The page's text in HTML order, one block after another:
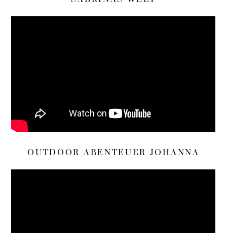
OUTDOOR ABENTEUER JOHANNA